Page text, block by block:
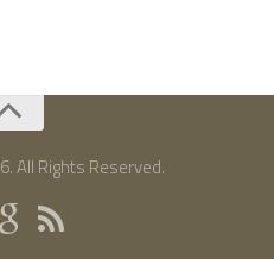
All Rights Reserved.